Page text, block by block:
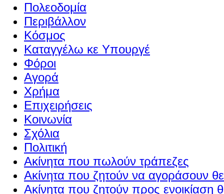
Πολεοδομία
Περιβάλλον
Κόσμος
Καταγγέλω κε Υπουργέ
Φόροι
Αγορά
Χρήμα
Επιχειρήσεις
Κοινωνία
Σχόλια
Πολιτική
Ακίνητα που πωλούν τράπεζες
Ακίνητα που ζητούν να αγοράσουν
Ακίνητα που ζητούν προς ενοικίαση